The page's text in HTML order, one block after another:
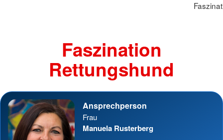
Faszination
Rettungshund
Ansprechperson
Frau
Manuela Rusterberg